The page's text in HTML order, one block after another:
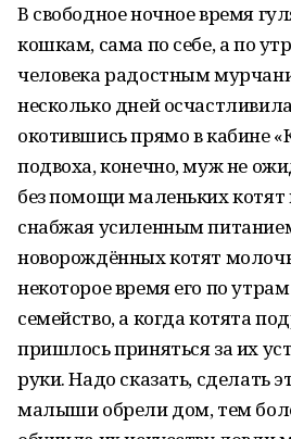
В свободное ночное время
кошкам, сама по себе, а по
человека радостным
несколько дней
окотившись прямо в кабине
подвоха, конечно, муж не
без помощи маленьких котят
снабжая усиленным
новорождённых котят
некоторое время его по
семейство, а когда котята
пришлось приняться за их
руки. Надо сказать, сделать
малыши обрели дом, тем